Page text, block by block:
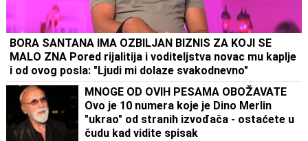
BORA SANTANA IMA OZBILJAN BIZNIS ZA KOJI SE
MALO ZNA Pored rijalitija i voditeljstva novac mu kaplje
i od ovog posla: "Ljudi mi dolaze svakodnevno"
MNOGE OD OVIH PESAMA OBOŽAVATE
Ovo je 10 numera koje je Dino Merlin
"ukrao" od stranih izvođača - ostaćete u
čudu kad vidite spisak